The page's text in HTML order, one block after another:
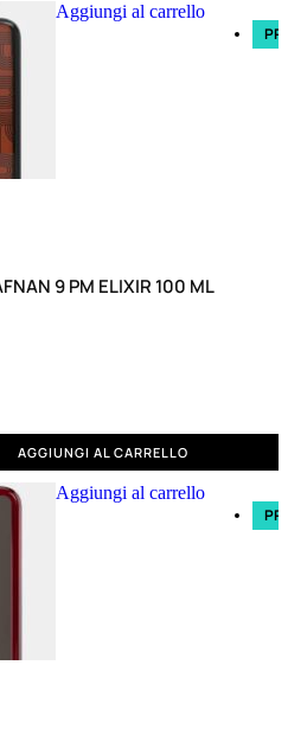
Smalto
Viso Notte
Aggiungi al carrello
9 PM ELIXIR 100 ML
AGGIUNGI AL CARRELLO
Aggiungi al carrello